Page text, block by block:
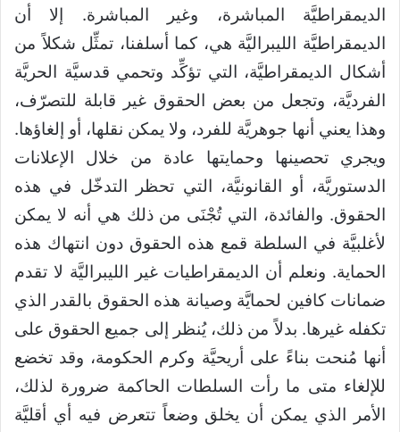
الديمقراطيَّة المباشرة، وغير المباشرة. إلا أن
الديمقراطيَّة الليبراليَّة هي، كما أسلفنا، تمثِّل شكلاً من
أشكال الديمقراطيَّة، التي تؤكِّد وتحمي قدسيَّة الحريَّة
الفرديَّة، وتجعل من بعض الحقوق غير قابلة للتصرّف،
وهذا يعني أنها جوهريَّة للفرد، ولا يمكن نقلها، أو إلغاؤها.
ويجري تحصينها وحمايتها عادة من خلال الإعلانات
الدستوريَّة، أو القانونيَّة، التي تحظر التدخّل في هذه
الحقوق. والفائدة، التي تُجْنَى من ذلك هي أنه لا يمكن
لأغلبيَّة في السلطة قمع هذه الحقوق دون انتهاك هذه
الحماية. ونعلم أن الديمقراطيات غير الليبراليَّة لا تقدم
ضمانات كافين لحمايَّة وصيانة هذه الحقوق بالقدر الذي
تكفله غيرها. بدلاً من ذلك، يُنظر إلى جميع الحقوق على
أنها مُنحت بناءً على أريحيَّة وكرم الحكومة، وقد تخضع
للإلغاء متى ما رأت السلطات الحاكمة ضرورة لذلك،
الأمر الذي يمكن أن يخلق وضعاً تتعرض فيه أي أقليَّة